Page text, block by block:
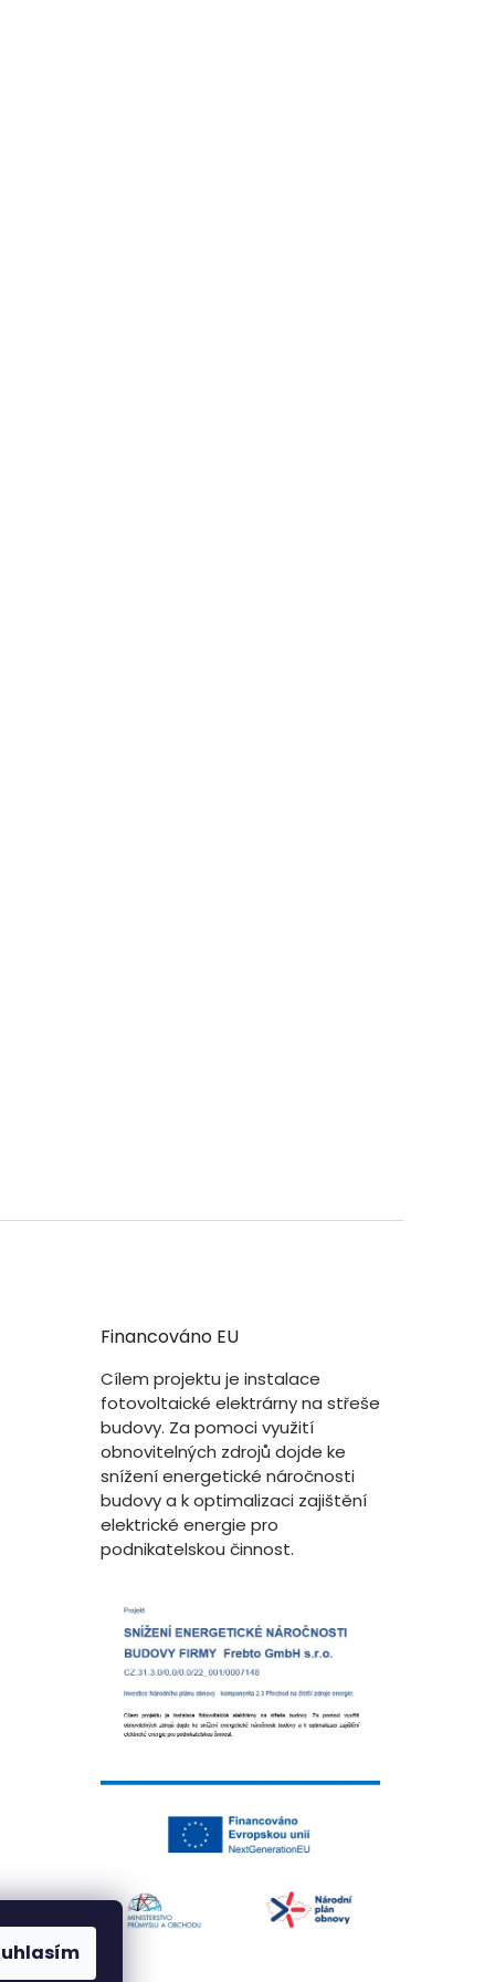
Financováno EU
Cílem projektu je instalace
fotovoltaické elektrárny na střeše
budovy. Za pomoci využití
obnovitelných zdrojů dojde ke
snížení energetické náročnosti
budovy a k optimalizaci zajištění
elektrické energie pro
podnikatelskou činnost.